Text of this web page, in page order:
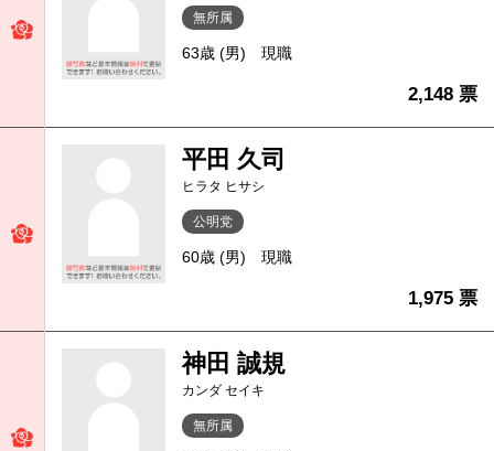
無所属
63歳 (男) 現職
2,148 票
平田 久司
ヒラタ ヒサシ
公明党
60歳 (男) 現職
1,975 票
神田 誠規
カンダ セイキ
無所属